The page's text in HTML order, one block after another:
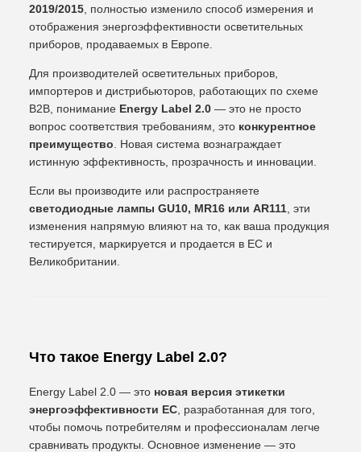
2019/2015 , полностью изменило способ измерения и
отображения энергоэффективности осветительных
приборов, продаваемых в Европе.
Для производителей осветительных приборов,
импортеров и дистрибьюторов, работающих по схеме
B2B, понимание Energy Label 2.0 — это не просто
вопрос соответствия требованиям, это конкурентное
преимущество . Новая система вознаграждает
истинную эффективность, прозрачность и инновации.
Если вы производите или распространяете
светодиодные лампы GU10, MR16 или AR111 , эти
изменения напрямую влияют на то, как ваша продукция
тестируется, маркируется и продается в ЕС и
Великобритании.
Что такое Energy Label 2.0?
Energy Label 2.0 — это новая версия этикетки
энергоэффективности ЕС , разработанная для того,
чтобы помочь потребителям и профессионалам легче
сравнивать продукты. Основное изменение — это